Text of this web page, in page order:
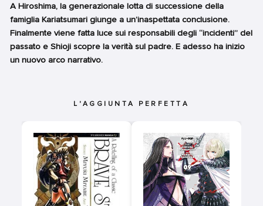
A Hiroshima, la generazionale lotta di successione della
famiglia Kariatsumari giunge a un’inaspettata conclusione.
Finalmente viene fatta luce sui responsabili degli “incidenti” del
passato e Shioji scopre la verità sul padre. E adesso ha inizio
un nuovo arco narrativo.
L'AGGIUNTA PERFETTA